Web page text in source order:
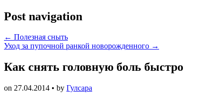
Post navigation
← Полезная сныть
Уход за пупочной ранкой новорожденного →
Как снять головную боль быстро
on 27.04.2014 • by Гулсара